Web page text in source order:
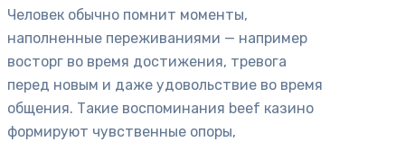
Человек обычно помнит моменты,
наполненные переживаниями — например
восторг во время достижения, тревога
перед новым и даже удовольствие во время
общения. Такие воспоминания beef казино
формируют чувственные опоры,